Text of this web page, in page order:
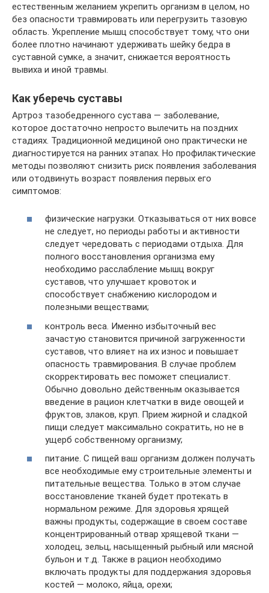
естественным желанием укрепить организм в целом, но
без опасности травмировать или перегрузить тазовую
область. Укрепление мышц способствует тому, что они
более плотно начинают удерживать шейку бедра в
суставной сумке, а значит, снижается вероятность
вывиха и иной травмы.
Как уберечь суставы
Артроз тазобедренного сустава — заболевание,
которое достаточно непросто вылечить на поздних
стадиях. Традиционной медициной оно практически не
диагностируется на ранних этапах. Но профилактические
методы позволяют снизить риск появления заболевания
или отодвинуть возраст появления первых его
симптомов:
физические нагрузки. Отказываться от них вовсе
не следует, но периоды работы и активности
следует чередовать с периодами отдыха. Для
полного восстановления организма ему
необходимо расслабление мышц вокруг
суставов, что улучшает кровоток и
способствует снабжению кислородом и
полезными веществами;
контроль веса. Именно избыточный вес
зачастую становится причиной загруженности
суставов, что влияет на их износ и повышает
опасность травмирования. В случае проблем
скорректировать вес поможет специалист.
Обычно довольно действенным оказывается
введение в рацион клетчатки в виде овощей и
фруктов, злаков, круп. Прием жирной и сладкой
пищи следует максимально сократить, но не в
ущерб собственному организму;
питание. С пищей ваш организм должен получать
все необходимые ему строительные элементы и
питательные вещества. Только в этом случае
восстановление тканей будет протекать в
нормальном режиме. Для здоровья хрящей
важны продукты, содержащие в своем составе
концентрированный отвар хрящевой ткани —
холодец, зельц, насыщенный рыбный или мясной
бульон и т.д. Также в рацион необходимо
включать продукты для поддержания здоровья
костей — молоко, яйца, орехи;